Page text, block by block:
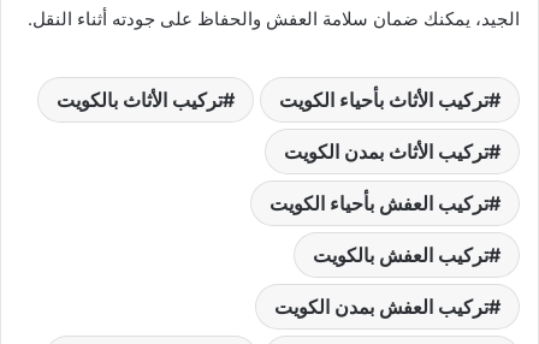
الجيد، يمكنك ضمان سلامة العفش والحفاظ على جودته أثناء النقل.
تركيب الأثاث بأحياء الكويت تركيب الأثاث بالكويت
تركيب الأثاث بمدن الكويت
تركيب العفش بأحياء الكويت
تركيب العفش بالكويت
تركيب العفش بمدن الكويت